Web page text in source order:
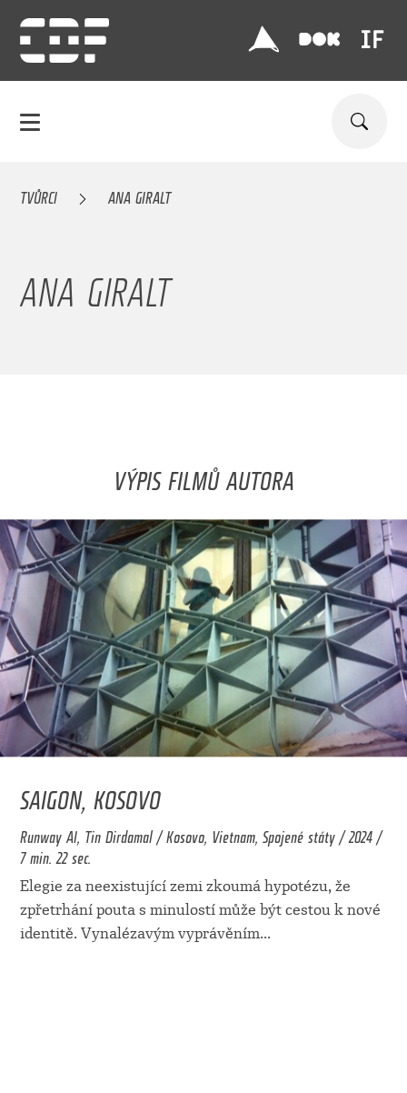
TVŮRCI ANA GIRALT
ANA GIRALT
VÝPIS FILMŮ AUTORA
SAIGON, KOSOVO
Runway AI, Tin Dirdamal / Kosovo, Vietnam, Spojené státy / 2024 /
7 min. 22 sec.
Elegie za neexistující zemi zkoumá hypotézu, že
zpřetrhání pouta s minulostí může být cestou k nové
identitě. Vynalézavým vyprávěním...